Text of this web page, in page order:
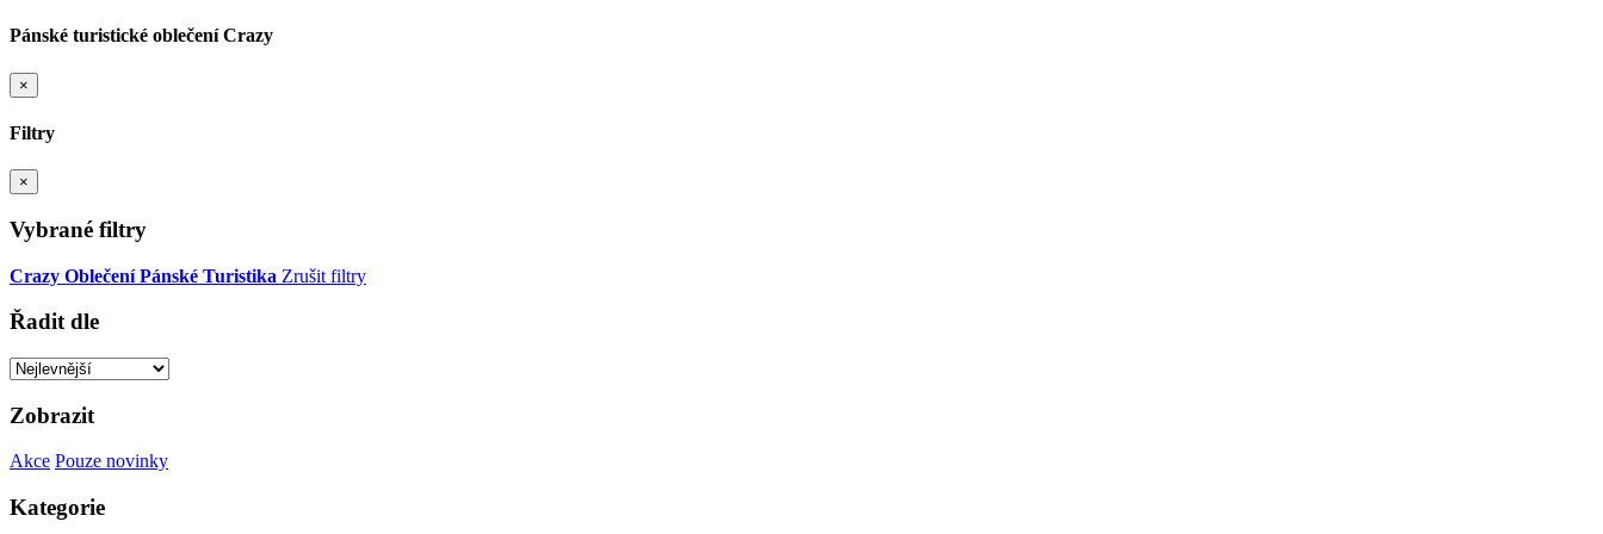
Pánské turistické oblečení Crazy
×
Filtry
×
Vybrané filtry
Crazy Oblečení Pánské Turistika Zrušit filtry
Řadit dle
Zobrazit
Akce Pouze novinky
Kategorie